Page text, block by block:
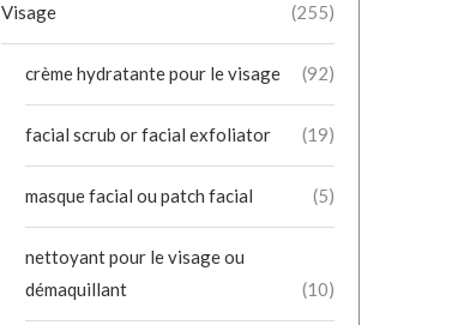
Visage (255)
crème hydratante pour le visage (92)
facial scrub or facial exfoliator (19)
masque facial ou patch facial (5)
nettoyant pour le visage ou
démaquillant
(10)